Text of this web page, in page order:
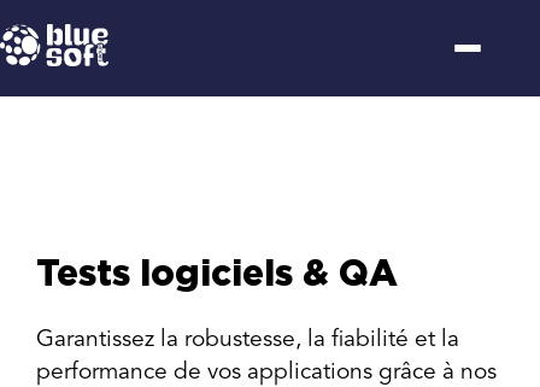
Passer
au
contenu
Tests logiciels & QA
Garantissez la robustesse, la fiabilité et la
performance de vos applications grâce à nos